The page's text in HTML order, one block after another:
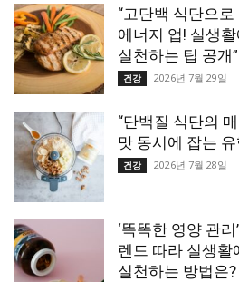
“고단백 식단으
에너지 업! 실생
실천하는 팁 공개”
건강 2026년 7월 29일
“단백질 식단의
맛 동시에 잡는 유
건강 2026년 7월 28일
‘똑똑한 영양 관
렌드 따라 실생활
실천하는 방법은?